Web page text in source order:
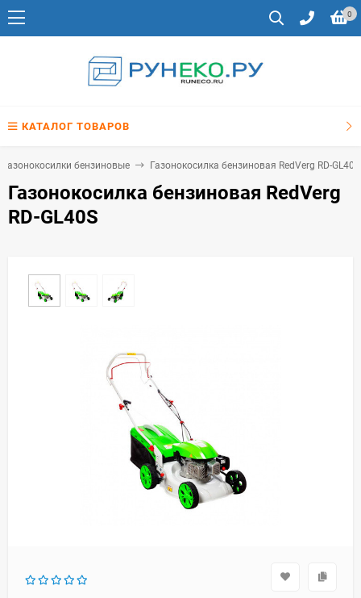
0
КАТАЛОГ ТОВАРОВ
Газонокосилки бензиновые Газонокосилка бензиновая RedVerg RD-GL40S
Газонокосилка бензиновая RedVerg
RD-GL40S